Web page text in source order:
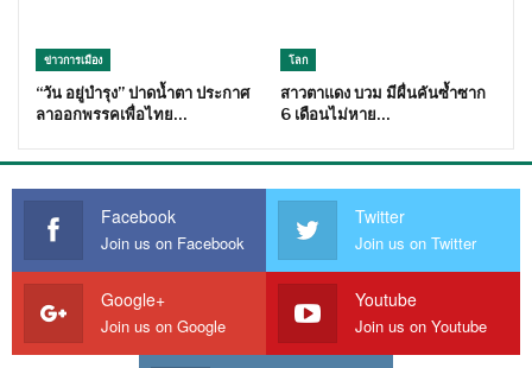
ข่าวการเมือง
“วัน อยู่บำรุง” ปาดน้ำตา ประกาศ
ลาออกพรรคเพื่อไทย…
โลก
สาวตาแดง บวม มีผื่นคันซ้ำซาก
6 เดือนไม่หาย…
Facebook
Join us on Facebook
Twitter
Join us on Twitter
Google+
Join us on Google
Youtube
Join us on Youtube